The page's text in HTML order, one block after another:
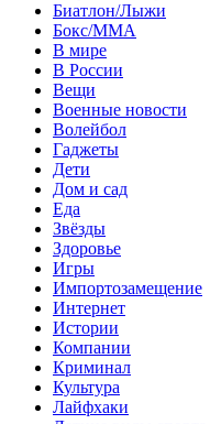
Биатлон/Лыжи
Бокс/MMA
В мире
В России
Вещи
Военные новости
Волейбол
Гаджеты
Дети
Дом и сад
Еда
Звёзды
Здоровье
Игры
Импортозамещение
Интернет
Истории
Компании
Криминал
Культура
Лайфхаки